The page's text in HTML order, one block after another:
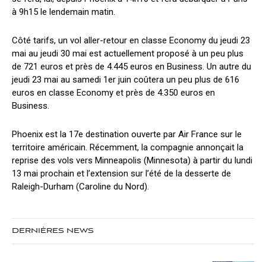
à 9h15 le lendemain matin.
Côté tarifs, un vol aller-retour en classe Economy du jeudi 23
mai au jeudi 30 mai est actuellement proposé à un peu plus
de 721 euros et près de 4.445 euros en Business. Un autre du
jeudi 23 mai au samedi 1er juin coûtera un peu plus de 616
euros en classe Economy et près de 4.350 euros en
Business.
Phoenix est la 17e destination ouverte par Air France sur le
territoire américain. Récemment, la compagnie annonçait la
reprise des vols vers Minneapolis (Minnesota) à partir du lundi
13 mai prochain et l’extension sur l’été de la desserte de
Raleigh-Durham (Caroline du Nord).
DERNIÈRES NEWS